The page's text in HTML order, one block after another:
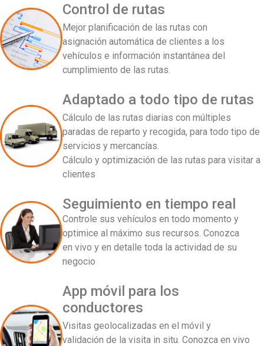
Control de rutas
Mejor planificación de las rutas con
asignación automática de clientes a los
vehículos e información instantánea del
cumplimiento de las rutas.
Adaptado a todo tipo de rutas
Cálculo de las rutas diarias con múltiples
paradas de reparto y recogida, para todo tipo de
servicios y mercancías.
Cálculo y optimización de las rutas para visitar a
clientes
Seguimiento en tiempo real
Controle sus vehículos en todo momento y
optimice al máximo sus recursos. Conozca
en vivo y en detalle toda la actividad de su
negocio
App móvil para los
conductores
Visitas geolocalizadas en el móvil y
validación de la visita in situ. Conozca en vivo